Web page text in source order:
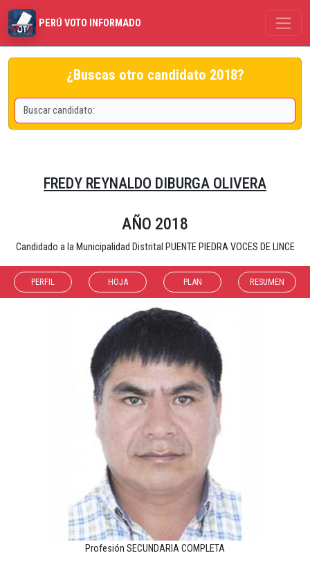
PERÚ VOTO INFORMADO
¿Buscas otro candidato 2018?
FREDY REYNALDO DIBURGA OLIVERA
AÑO 2018
Candidado a la Municipalidad Distrital PUENTE PIEDRA VOCES DE LINCE
PERFIL HOJA PLAN RESUMEN
Profesión SECUNDARIA COMPLETA